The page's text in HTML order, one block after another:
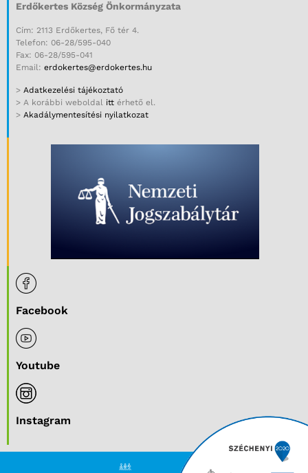
Erdőkertes Község Önkormányzata
Cím: 2113 Erdőkertes, Fő tér 4.
Telefon: 06-28/595-040
Fax: 06-28/595-041
Email: erdokertes@erdokertes.hu
> Adatkezelési tájékoztató
> A korábbi weboldal itt érhető el.
> Akadálymentesítési nyilatkozat
Facebook
Youtube
Instagram